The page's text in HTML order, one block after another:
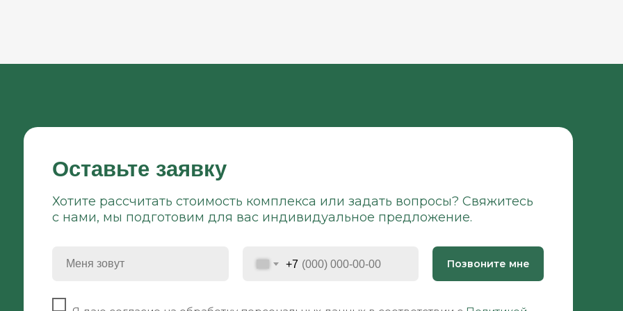
Хотите рассчитать стоимость комплекса или задать вопросы? Свяжитесь
с нами, мы подготовим для вас индивидуальное предложение.
Оставьте заявку
+7 Позвоните мне